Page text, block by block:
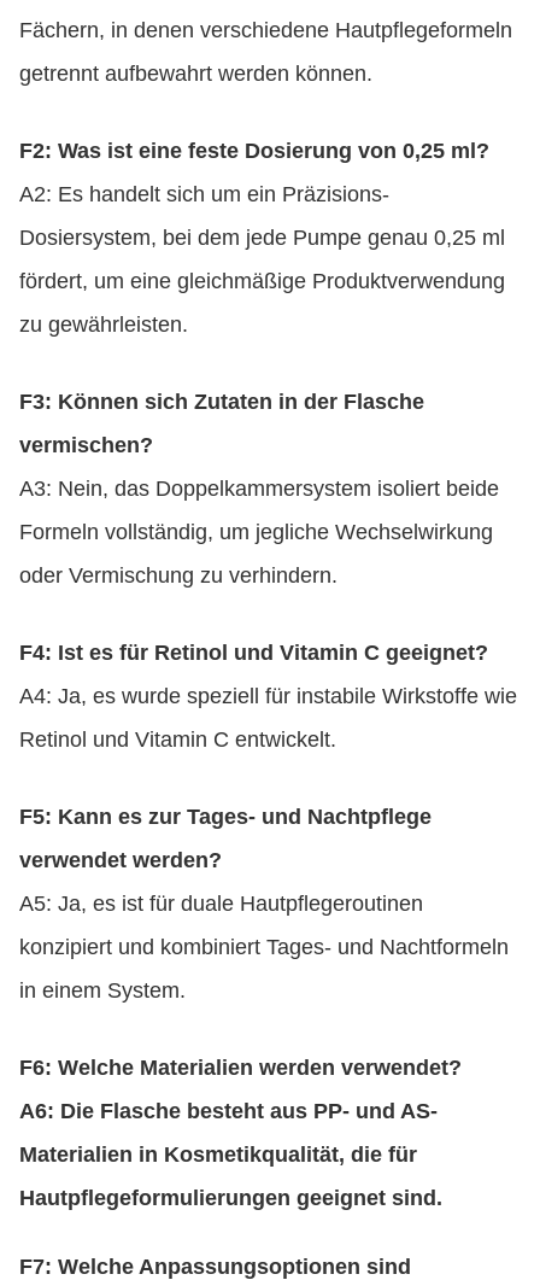
Fächern, in denen verschiedene Hautpflegeformeln
getrennt aufbewahrt werden können.
F2: Was ist eine feste Dosierung von 0,25 ml?
A2: Es handelt sich um ein Präzisions-
Dosiersystem, bei dem jede Pumpe genau 0,25 ml
fördert, um eine gleichmäßige Produktverwendung
zu gewährleisten.
F3: Können sich Zutaten in der Flasche
vermischen?
A3: Nein, das Doppelkammersystem isoliert beide
Formeln vollständig, um jegliche Wechselwirkung
oder Vermischung zu verhindern.
F4: Ist es für Retinol und Vitamin C geeignet?
A4: Ja, es wurde speziell für instabile Wirkstoffe wie
Retinol und Vitamin C entwickelt.
F5: Kann es zur Tages- und Nachtpflege
verwendet werden?
A5: Ja, es ist für duale Hautpflegeroutinen
konzipiert und kombiniert Tages- und Nachtformeln
in einem System.
F6: Welche Materialien werden verwendet?
A6: Die Flasche besteht aus PP- und AS-
Materialien in Kosmetikqualität, die für
Hautpflegeformulierungen geeignet sind.
F7: Welche Anpassungsoptionen sind